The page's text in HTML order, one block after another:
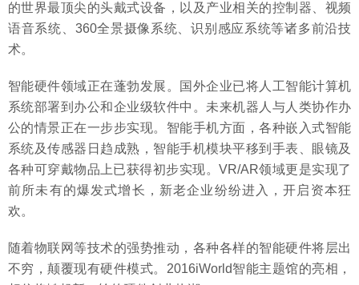
的世界最顶尖的头戴式设备，以及产业相关的控制器、视频
语音系统、360全景摄像系统、识别感应系统等诸多前沿技
术。
智能硬件领域正在蓬勃发展。国外企业已将人工智能计算机
系统部署到办公和企业级软件中。未来机器人与人类协作办
公的情景正在一步步实现。智能手机方面，各种嵌入式智能
系统及传感器日趋成熟，智能手机模块平移到手表、眼镜及
各种可穿戴物品上已获得初步实现。VR/AR领域更是实现了
前所未有的爆发式增长，新老企业纷纷进入，开启资本狂
欢。
随着物联网等技术的强势推动，各种各样的智能硬件将层出
不穷，颠覆现有硬件模式。2016iWorld智能主题馆的亮相，